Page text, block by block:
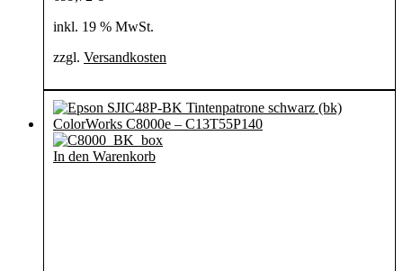
inkl. 19 % MwSt.
zzgl. Versandkosten
In den Warenkorb